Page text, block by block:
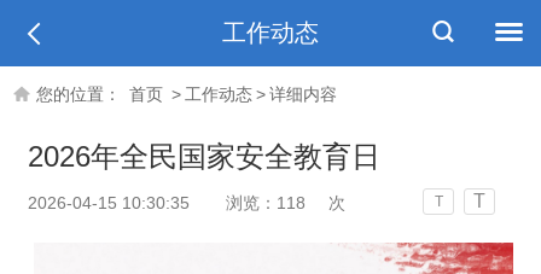
工作动态
您的位置： 首页 > 工作动态>详细内容
2026年全民国家安全教育日
2026-04-15 10:30:35 浏览： 118 次 T T